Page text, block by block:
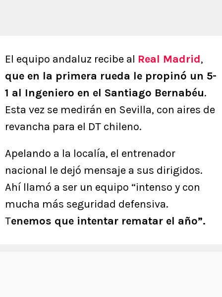
El equipo andaluz recibe al Real Madrid,
que en la primera rueda le propinó un 5-
1 al Ingeniero en el Santiago Bernabéu.
Esta vez se medirán en Sevilla, con aires de
revancha para el DT chileno.
Apelando a la localía, el entrenador
nacional le dejó mensaje a sus dirigidos.
Ahí llamó a ser un equipo “intenso y con
mucha más seguridad defensiva.
Tenemos que intentar rematar el año”.